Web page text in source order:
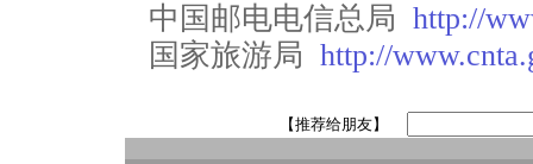
中国邮电电信总局 http://
国家旅游局 http://
【推荐给朋友】